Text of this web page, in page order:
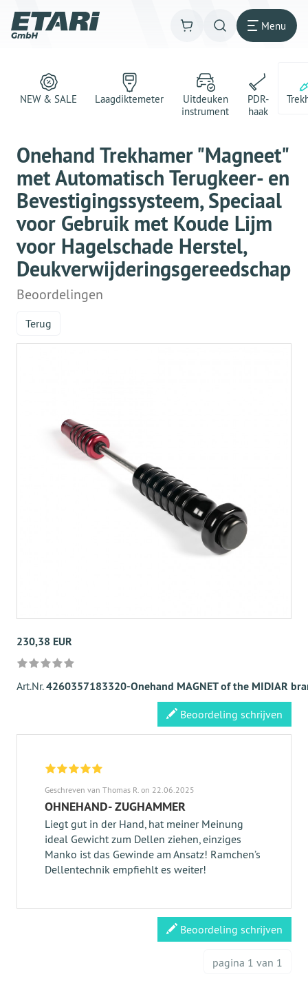
Menu
NEW & SALE Laagdiktemeter
Uitdeuken
instrument
PDR-
haak
Onehand Trekhamer "Magneet"
met Automatisch Terugkeer- en
Bevestigingssysteem, Speciaal
voor Gebruik met Koude Lijm
voor Hagelschade Herstel,
Deukverwijderingsgereedschap
Beoordelingen
Terug
230,38 EUR
Art.Nr.4260357183320-Onehand MAGNET of the MIDIAR
Beoordeling schrijven
Geschreven van Thomas R. on 22.06.2025
OHNEHAND- ZUGHAMMER
Liegt gut in der Hand, hat meiner Meinung
ideal Gewicht zum Dellen ziehen, einziges
Manko ist das Gewinde am Ansatz! Ramchen’s
Dellentechnik empfiehlt es weiter!
Beoordeling schrijven
pagina 1 van 1